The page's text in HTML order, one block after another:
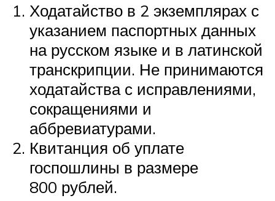
Ходатайство в 2 экземплярах с
указанием паспортных данных
на русском языке и в латинской
транскрипции. Не принимаются
ходатайства с исправлениями,
сокращениями и
аббревиатурами.
Квитанция об уплате
госпошлины в размере
800 рублей.